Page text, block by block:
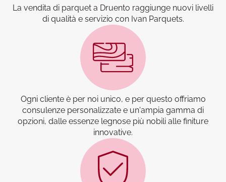
La vendita di parquet a Druento raggiunge nuovi livelli
di qualità e servizio con Ivan Parquets.
Ogni cliente è per noi unico, e per questo offriamo
consulenze personalizzate e un'ampia gamma di
opzioni, dalle essenze legnose più nobili alle finiture
innovative.